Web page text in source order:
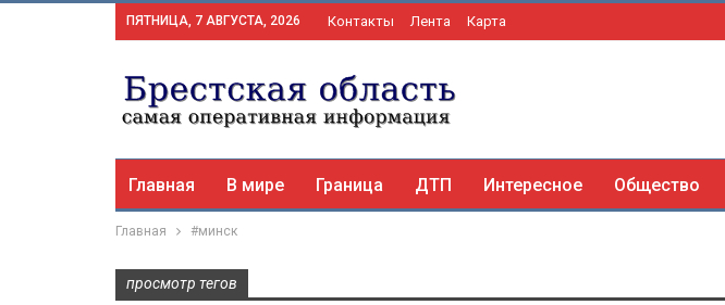
ПЯТНИЦА, 7 АВГУСТА, 2026 Контакты Лента Карта
Главная В мире Граница ДТП Интересное Общество
Главная #минск
просмотр тегов